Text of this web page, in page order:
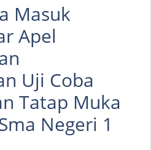
Masuk
Apel
Uji Coba
Tatap Muka
Negeri 1